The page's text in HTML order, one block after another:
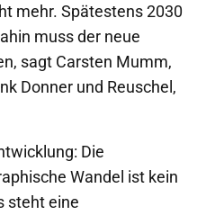
mehr. Spätestens 2030
muss der neue
sagt Carsten Mumm,
Donner und Reuschel,
Die
Wandel ist kein
steht eine